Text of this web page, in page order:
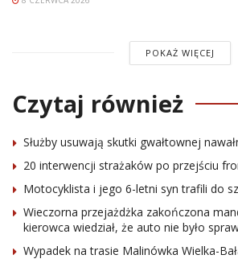
POKAŻ WIĘCEJ
Czytaj również
Służby usuwają skutki gwałtownej
20 interwencji strażaków po przejściu
Motocyklista i jego 6-letni syn trafili do
Wieczorna przejażdżka zakończona
kierowca wiedział, że auto nie było
Wypadek na trasie Malinówka Wielka-